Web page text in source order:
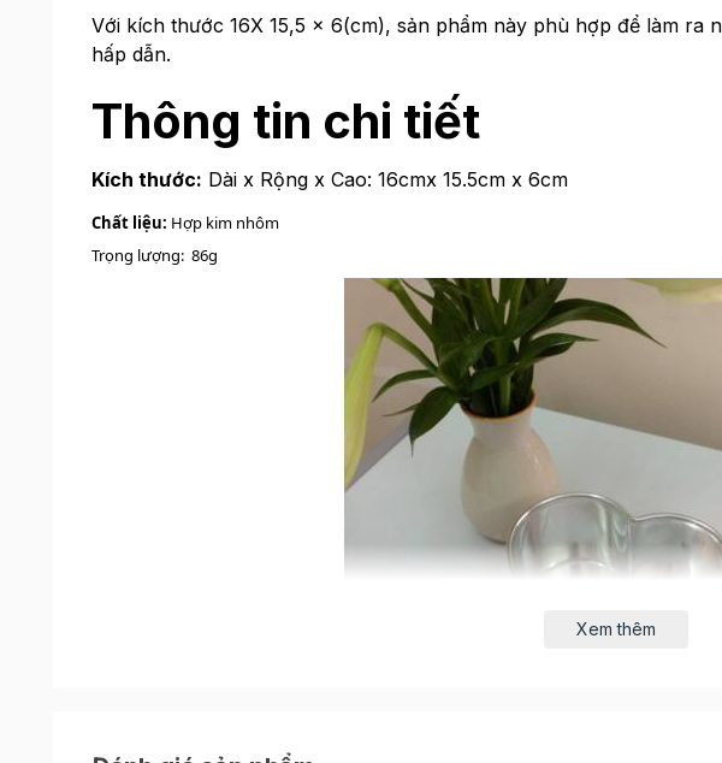
Với kích thước 16X 15,5 x 6(cm), sản phẩm này phù hợp để làm ra
hấp dẫn.
Thông tin chi tiết
Kích thước: Dài x Rộng x Cao: 16cmx 15.5cm x 6cm
Chất liệu: Hợp kim nhôm
Trọng lượng: 86g
Xem thêm